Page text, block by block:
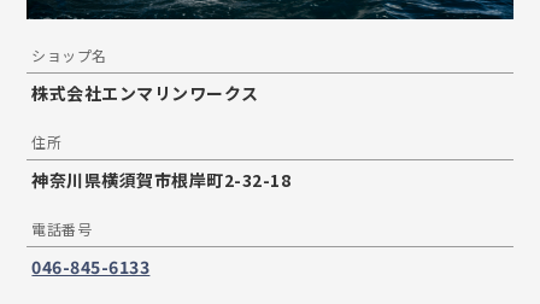
ショップ名
株式会社エンマリンワークス
住所
神奈川県横須賀市根岸町2-32-18
電話番号
046-845-6133